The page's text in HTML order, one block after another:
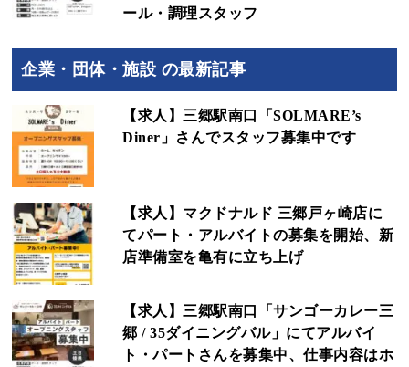
ール・調理スタッフ
企業・団体・施設 の最新記事
【求人】三郷駅南口「SOLMARE’s
Diner」さんでスタッフ募集中です
【求人】マクドナルド 三郷戸ヶ崎店に
てパート・アルバイトの募集を開始、新
店準備室を亀有に立ち上げ
【求人】三郷駅南口「サンゴーカレー三
郷 / 35ダイニングバル」にてアルバイ
ト・パートさんを募集中、仕事内容はホ